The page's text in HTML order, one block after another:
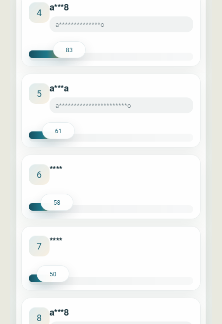
4 a***8
a**************o
83
5 a***a
a***********************o
61
6 ****
58
7 ****
50
8 a***8